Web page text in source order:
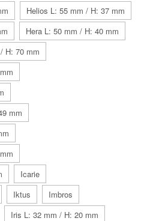
Helios L: 55 mm / H: 37 mm
Hera L: 50 mm / H: 40 mm
H: 70 mm
mm
Icarie
Iktus
Imbros
Iris L: 32 mm / H: 20 mm